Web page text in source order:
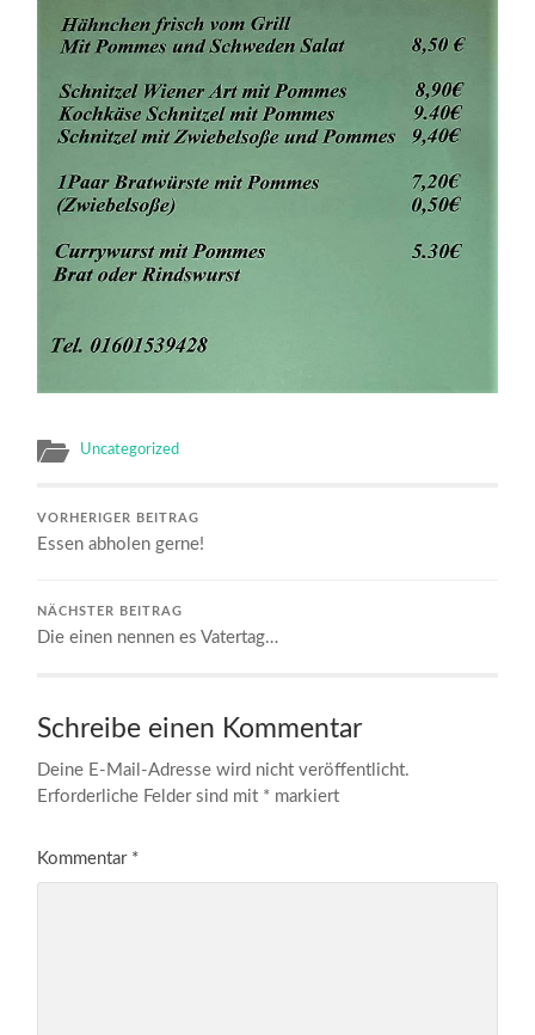
Uncategorized
VORHERIGER BEITRAG
Essen abholen gerne!
NÄCHSTER BEITRAG
Die einen nennen es Vatertag…
Schreibe einen Kommentar
Deine E-Mail-Adresse wird nicht veröffentlicht.
Erforderliche Felder sind mit * markiert
Kommentar *